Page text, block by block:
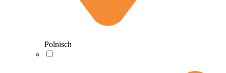
Polnisch